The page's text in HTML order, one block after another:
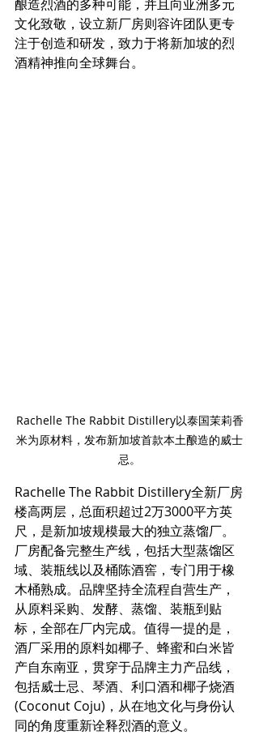
酿造烈酒的多种可能，并且向亚洲多元
文化致敬，设立新厂房则容许团队更专
注于创造和研发，致力于将新加坡的烈
酒精神推向全球舞台。
Rachelle The Rabbit Distillery以泰国茉莉香
米为原材料，发布新加坡首款本土酿造的威士
忌。
Rachelle The Rabbit Distillery全新厂房
楼高两层，总面积超过2万3000平方英
尺，是新加坡规模最大的独立蒸馏厂。
厂房配备完整生产线，包括大型蒸馏区
域、装瓶线以及桶陈酒窖，专门用于橡
木桶熟成。品牌坚持全流程自营生产，
从原料采购、发酵、蒸馏、装瓶到贴
标，全部在厂内完成。值得一提的是，
酒厂采用的原料如椰子、蜂蜜和白米皆
产自东南亚，贯穿于品牌主力产品线，
包括威士忌、琴酒、利口酒和椰子烧酒
(Coconut Coju)，从在地文化与身份认
同的角度重新诠释烈酒的意义。